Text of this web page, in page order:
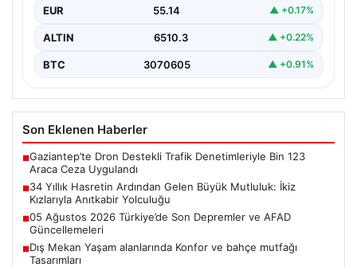
EUR 55.14 ▲ +0.17%
ALTIN 6510.3 ▲ +0.22%
BTC 3070605 ▲ +0.91%
Son Eklenen Haberler
■Gaziantep’te Dron Destekli Trafik Denetimleriyle Bin 123
Araca Ceza Uygulandı
■34 Yıllık Hasretin Ardından Gelen Büyük Mutluluk: İkiz
Kızlarıyla Anıtkabir Yolculuğu
■05 Ağustos 2026 Türkiye’de Son Depremler ve AFAD
Güncellemeleri
■Dış Mekan Yaşam alanlarında Konfor ve bahçe mutfağı
Tasarımları